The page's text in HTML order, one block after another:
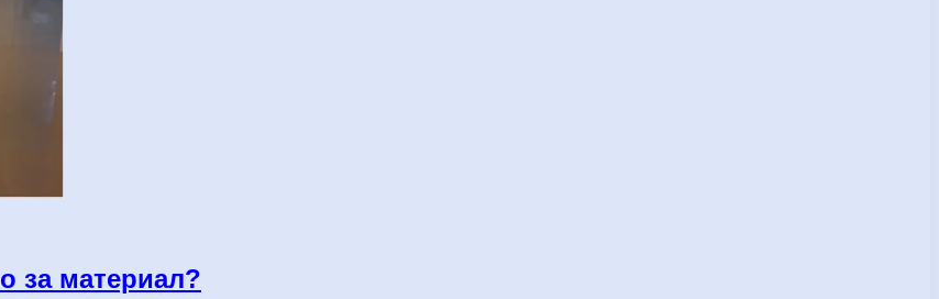
за материал?